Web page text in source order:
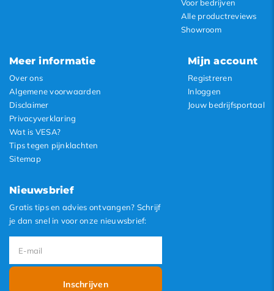
Voor bedrijven
Alle productreviews
Showroom
Meer informatie
Over ons
Algemene voorwaarden
Disclaimer
Privacyverklaring
Wat is VESA?
Tips tegen pijnklachten
Sitemap
Mijn account
Registreren
Inloggen
Jouw bedrijfsportaal
Nieuwsbrief
Gratis tips en advies ontvangen? Schrijf
je dan snel in voor onze nieuwsbrief:
Inschrijven